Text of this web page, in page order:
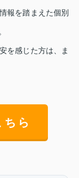
報を踏まえた個別
を感じた方は、ま
ら